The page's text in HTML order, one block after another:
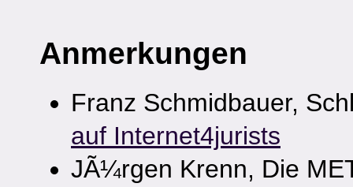
Anmerkungen
Franz Schmidbauer,
auf Internet4jurists
JÃ¼rgen Krenn, Die